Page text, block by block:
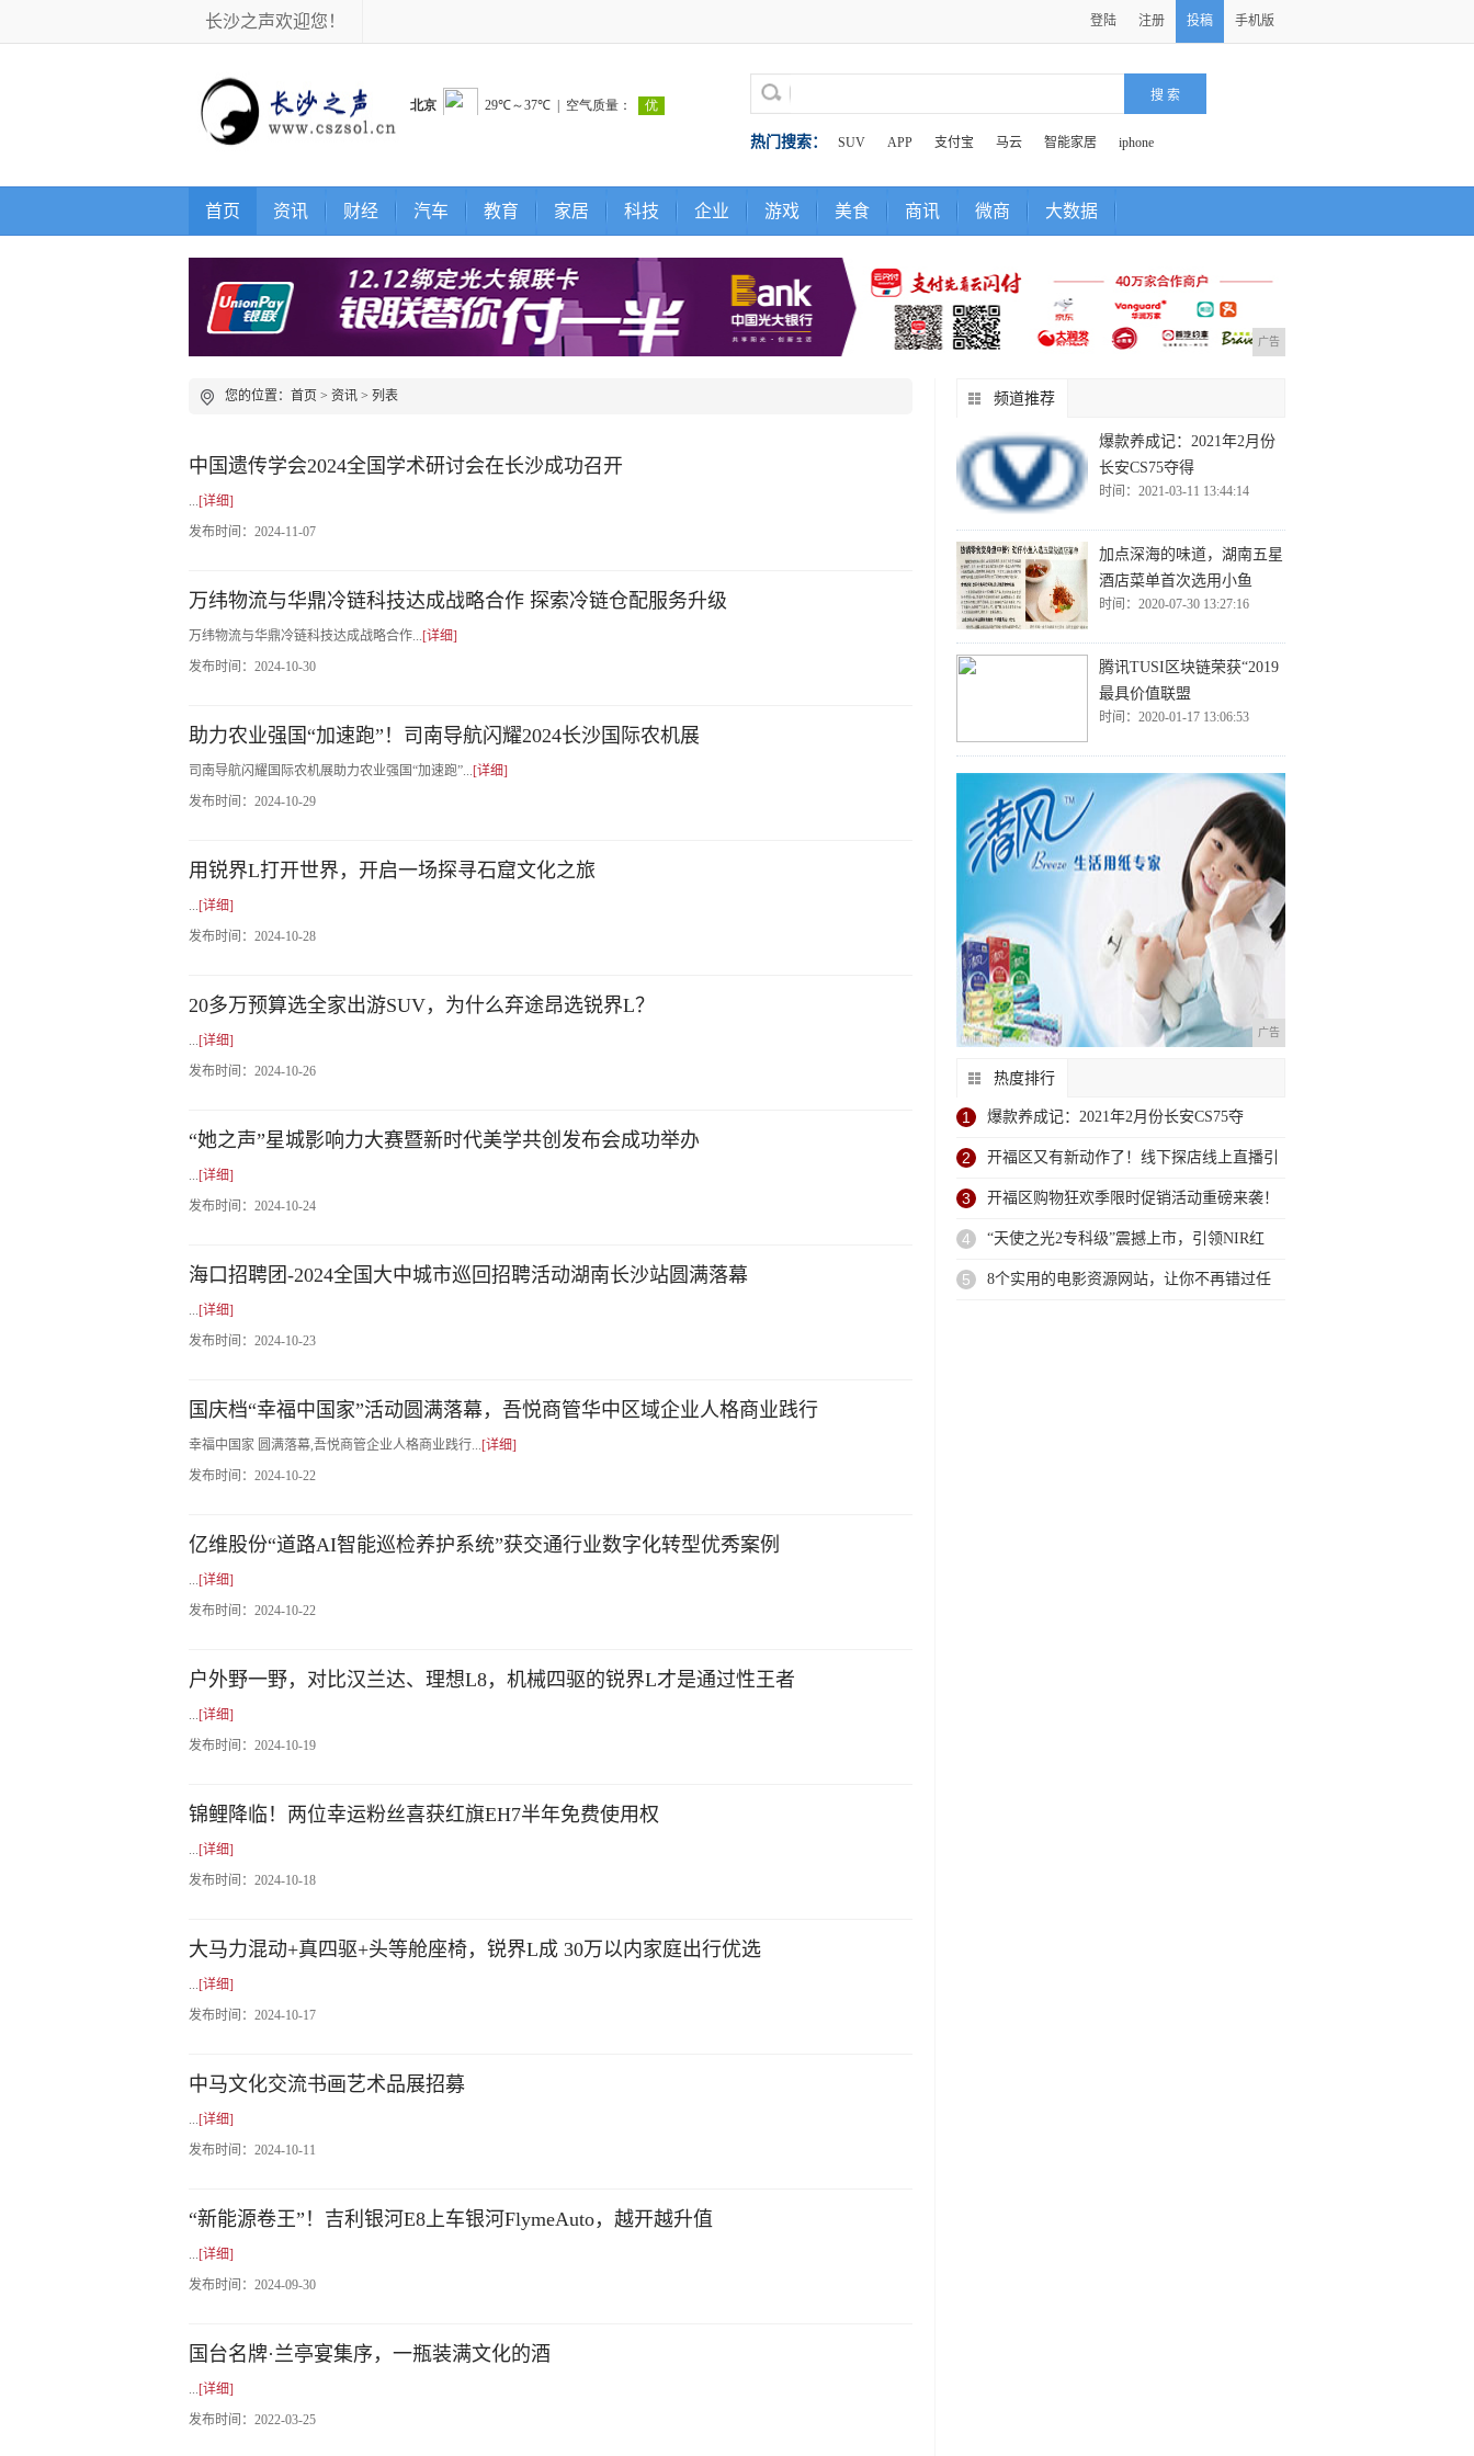
长沙之声欢迎您！ 登陆 注册 投稿 手机版
热门搜索： SUV APP 支付宝 马云 智能家居 iphone
首页 资讯 财经 汽车 教育 家居 科技 企业 游戏 美食 商讯 微商 大数据
广告
您的位置： 首页 > 资讯 > 列表
中国遗传学会2024全国学术研讨会在长沙成功召开
...[详细]
发布时间： 2024-11-07
万纬物流与华鼎冷链科技达成战略合作 探索冷链仓配服务升级
万纬物流与华鼎冷链科技达成战略合作...[详细]
发布时间： 2024-10-30
助力农业强国“加速跑”！司南导航闪耀2024长沙国际农机展
司南导航闪耀国际农机展助力农业强国“加速跑”...[详细]
发布时间： 2024-10-29
用锐界L打开世界，开启一场探寻石窟文化之旅
...[详细]
发布时间： 2024-10-28
20多万预算选全家出游SUV，为什么弃途昂选锐界L？
...[详细]
发布时间： 2024-10-26
“她之声”星城影响力大赛暨新时代美学共创发布会成功举办
...[详细]
发布时间： 2024-10-24
海口招聘团-2024全国大中城市巡回招聘活动湖南长沙站圆满落幕
...[详细]
发布时间： 2024-10-23
国庆档“幸福中国家”活动圆满落幕，吾悦商管华中区域企业人格商业践行
幸福中国家 圆满落幕,吾悦商管企业人格商业践行...[详细]
发布时间： 2024-10-22
亿维股份“道路AI智能巡检养护系统”获交通行业数字化转型优秀案例
...[详细]
发布时间： 2024-10-22
户外野一野，对比汉兰达、理想L8，机械四驱的锐界L才是通过性王者
...[详细]
发布时间： 2024-10-19
锦鲤降临！两位幸运粉丝喜获红旗EH7半年免费使用权
...[详细]
发布时间： 2024-10-18
大马力混动+真四驱+头等舱座椅，锐界L成 30万以内家庭出行优选
...[详细]
发布时间： 2024-10-17
中马文化交流书画艺术品展招募
...[详细]
发布时间： 2024-10-11
“新能源卷王”！吉利银河E8上车银河FlymeAuto，越开越升值
...[详细]
发布时间： 2024-09-30
国台名牌·兰亭宴集序，一瓶装满文化的酒
...[详细]
发布时间： 2022-03-25
频道推荐
爆款养成记：2021年2月份
长安CS75夺得
时间：2021-03-11 13:44:14
加点深海的味道，湖南五星
酒店菜单首次选用小鱼
时间：2020-07-30 13:27:16
腾讯TUSI区块链荣获“2019
最具价值联盟
时间：2020-01-17 13:06:53
广告
热度排行
1 爆款养成记：2021年2月份长安CS75夺
2 开福区又有新动作了！线下探店线上直播引
领新
3 开福区购物狂欢季限时促销活动重磅来袭！​
双
4 “天使之光2专科级”震撼上市，引领NIR红
5 8个实用的电影资源网站，让你不再错过任